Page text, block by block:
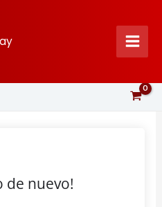
de nuevo!